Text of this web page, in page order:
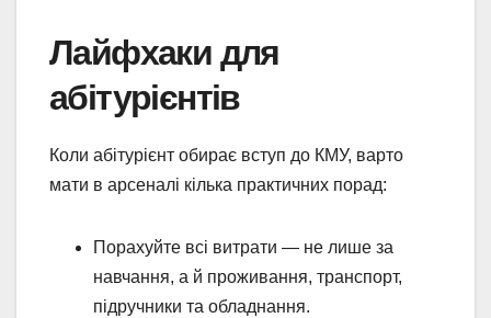
Лайфхаки для
абітурієнтів
Коли абітурієнт обирає вступ до КМУ, варто
мати в арсеналі кілька практичних порад:
Порахуйте всі витрати — не лише за
навчання, а й проживання, транспорт,
підручники та обладнання.